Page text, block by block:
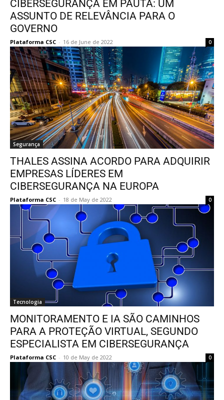
CIBERSEGURANÇA EM PAUTA: UM
ASSUNTO DE RELEVÂNCIA PARA O
GOVERNO
Plataforma CSC - 16 de June de 2022 0
Segurança
THALES ASSINA ACORDO PARA ADQUIRIR
EMPRESAS LÍDERES EM
CIBERSEGURANÇA NA EUROPA
Plataforma CSC - 18 de May de 2022 0
Tecnologia
MONITORAMENTO E IA SÃO CAMINHOS
PARA A PROTEÇÃO VIRTUAL, SEGUNDO
ESPECIALISTA EM CIBERSEGURANÇA
Plataforma CSC - 10 de May de 2022 0